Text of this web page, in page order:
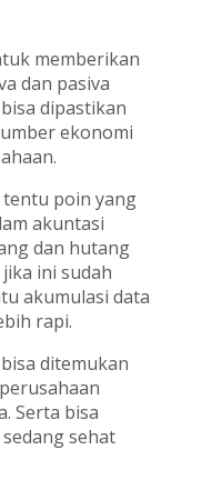
memberikan
dan pasiva
dipastikan
ekonomi
tentu poin yang
akuntasi
dan hutang
ini sudah
akumulasi data
rapi.
ditemukan
Serta bisa
sehat